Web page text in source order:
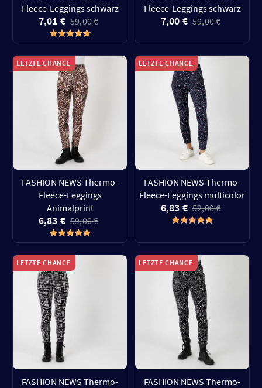
Fleece-Leggings schwarz
7,01 € 59,00 €
Fleece-Leggings schwarz
7,00 € 59,00 €
LETZTE CHANCE
FASHION NEWS Thermo-
Fleece-Leggings
Animalprint
6,83 € 59,00 €
LETZTE CHANCE
FASHION NEWS Thermo-
Fleece-Leggings multicolor
6,83 € 52,00 €
LETZTE CHANCE
FASHION NEWS Thermo-
LETZTE CHANCE
FASHION NEWS Thermo-